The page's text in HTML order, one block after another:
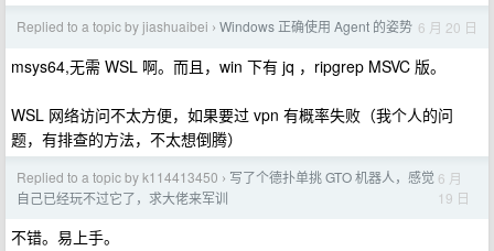
Replied to a topic by jiashuaibei › Windows 正确使用 Agent 的姿势 6 月 20 日
msys64,无需 WSL 啊。而且，win 下有 jq ，ripgrep MSVC 版。
WSL 网络访问不太方便，如果要过 vpn 有概率失败（我个人的问
题，有排查的方法，不太想倒腾）
Replied to a topic by k114413450 › 写了个德扑单挑 GTO 机器人，感觉
自己已经玩不过它了，求大佬来军训
6 月
19 日
不错。易上手。